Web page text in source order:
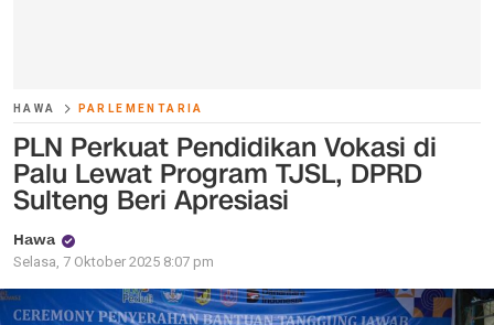
HAWA PARLEMENTARIA
PLN Perkuat Pendidikan Vokasi di
Palu Lewat Program TJSL, DPRD
Sulteng Beri Apresiasi
Hawa
Selasa, 7 Oktober 2025 8:07 pm